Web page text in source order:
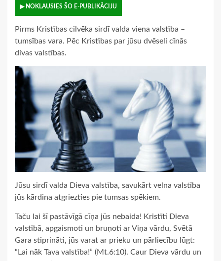
▶ NOKLAUSIES ŠO E-PUBLIKĀCIJU
Pirms Kristības cilvēka sirdī valda viena valstība –
tumsības vara. Pēc Kristības par jūsu dvēseli cīnās
divas valstības.
Jūsu sirdī valda Dieva valstība, savukārt velna valstība
jūs kārdina atgriezties pie tumsas spēkiem.
Taču lai šī pastāvīgā cīņa jūs nebaida! Kristīti Dieva
valstībā, apgaismoti un bruņoti ar Viņa vārdu, Svētā
Gara stiprināti, jūs varat ar prieku un pārliecību lūgt:
“Lai nāk Tava valstība!” (Mt.6:10). Caur Dieva vārdu un